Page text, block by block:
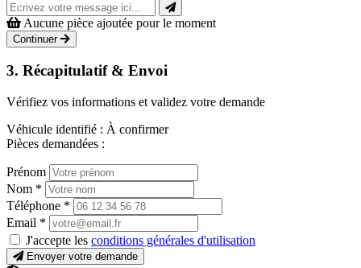
Aucune pièce ajoutée pour le moment
Continuer
3. Récapitulatif & Envoi
Vérifiez vos informations et validez votre demande
Véhicule identifié : À confirmer
Pièces demandées :
Prénom
Nom *
Téléphone *
Email *
J'accepte les conditions générales d'utilisation
Envoyer votre demande